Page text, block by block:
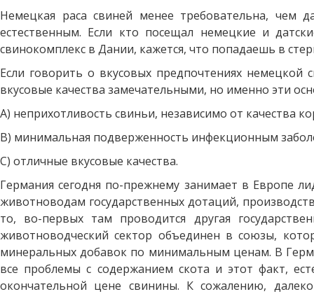
Немецкая раса свиней менее требовательна, чем
естественным. Если кто посещал немецкие и
свинокомплекс в Дании, кажется, что попадаешь в
Если говорить о вкусовых предпочтениях
вкусовые качества замечательными, но именно эти
А) неприхотливость свиньи, независимо от качества
В) минимальная подверженность инфекционным
С) отличные вкусовые качества.
Германия сегодня по-прежнему занимает в Европе
животноводам государственных дотаций,
то, во-первых там проводится другая
животноводческий сектор объединен в союзы,
минеральных добавок по минимальным ценам. В
все проблемы с содержанием скота и этот факт,
окончательной цене свинины. К сожалению,